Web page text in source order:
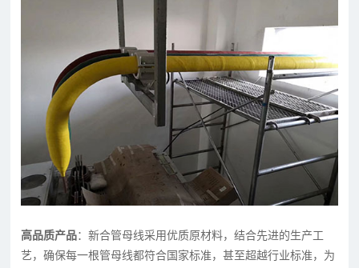
高品质产品：新合管母线采用优质原材料，结合先进的生产工
艺，确保每一根管母线都符合国家标准，甚至超越行业标准，为